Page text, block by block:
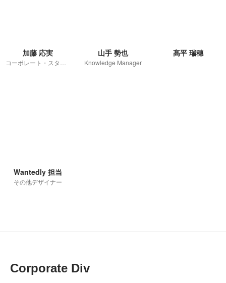
加藤 応実 山手 勢也
Knowledge Manager
髙平 瑞穗
Wantedly 担当
その他デザイナー
Corporate Div